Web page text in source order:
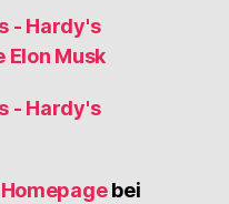
- Hardy's
Elon Musk
- Hardy's
bei